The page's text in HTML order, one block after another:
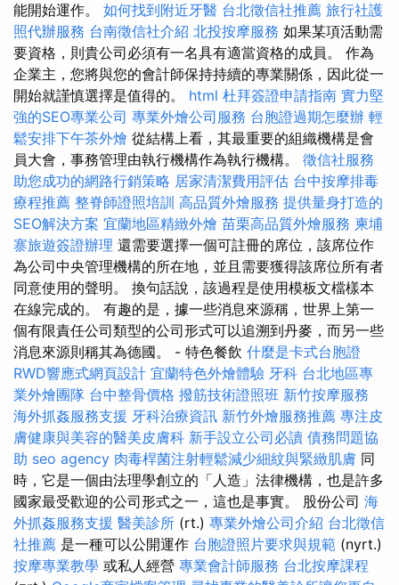
能開始運作。 如何找到附近牙醫 台北徵信社推薦 旅行社護
照代辦服務 台南徵信社介紹 北投按摩服務 如果某項活動需
要資格，則貴公司必須有一名具有適當資格的成員。 作為
企業主，您將與您的會計師保持持續的專業關係，因此從一
開始就謹慎選擇是值得的。 html 杜拜簽證申請指南 實力堅
強的SEO專業公司 專業外燴公司服務 台胞證過期怎麼辦 輕
鬆安排下午茶外燴 從結構上看，其最重要的組織機構是會
員大會，事務管理由執行機構作為執行機構。 徵信社服務
助您成功的網路行銷策略 居家清潔費用評估 台中按摩排毒
療程推薦 整脊師證照培訓 高品質外燴服務 提供量身打造的
SEO解決方案 宜蘭地區精緻外燴 苗栗高品質外燴服務 柬埔
寨旅遊簽證辦理 還需要選擇一個可註冊的席位，該席位作
為公司中央管理機構的所在地，並且需要獲得該席位所有者
同意使用的聲明。 換句話說，該過程是使用模板文檔樣本
在線完成的。 有趣的是，據一些消息來源稱，世界上第一
個有限責任公司類型的公司形式可以追溯到丹麥，而另一些
消息來源則稱其為德國。 - 特色餐飲 什麼是卡式台胞證
RWD響應式網頁設計 宜蘭特色外燴體驗 牙科 台北地區專
業外燴團隊 台中整骨價格 撥筋技術證照班 新竹按摩服務
海外抓姦服務支援 牙科治療資訊 新竹外燴服務推薦 專注皮
膚健康與美容的醫美皮膚科 新手設立公司必讀 債務問題協
助 seo agency 肉毒桿菌注射輕鬆減少細紋與緊緻肌膚 同
時，它是一個由法理學創立的「人造」法律機構，也是許多
國家最受歡迎的公司形式之一，這也是事實。 股份公司 海
外抓姦服務支援 醫美診所 (rt.) 專業外燴公司介紹 台北徵信
社推薦 是一種可以公開運作 台胞證照片要求與規範 (nyrt.)
按摩專業教學 或私人經營 專業會計師服務 台北按摩課程